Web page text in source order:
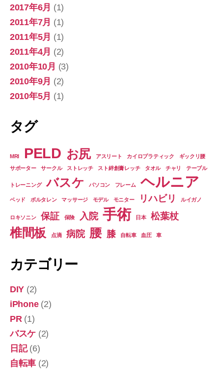
2017年6月 (1)
2011年7月 (1)
2011年5月 (1)
2011年4月 (2)
2010年10月 (3)
2010年9月 (2)
2010年5月 (1)
タグ
MRI PELD お尻 アスリート カイロプラティック
ギックリ腰
サポーター
サークル ストレッチ スト絆創膏レッチ タオル チャリ テーブル
トレーニング バスケ パソコン フレーム ヘルニア
ベッド ボルタレン マッサージ モデル モニター リハビリ ルイガノ
ロキソニン 保証 保険 入院 手術 日本 松葉杖
椎間板 点滴 病院 腰 膝 自転車 血圧 車
カテゴリー
DIY (2)
iPhone(2)
PR(1)
バスケ (2)
日記(6)
自転車 (2)